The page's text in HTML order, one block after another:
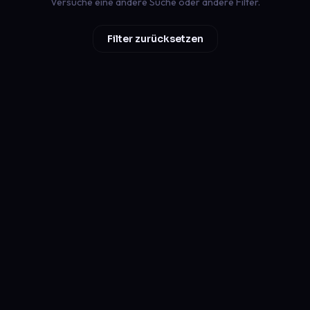
Filter zurücksetzen